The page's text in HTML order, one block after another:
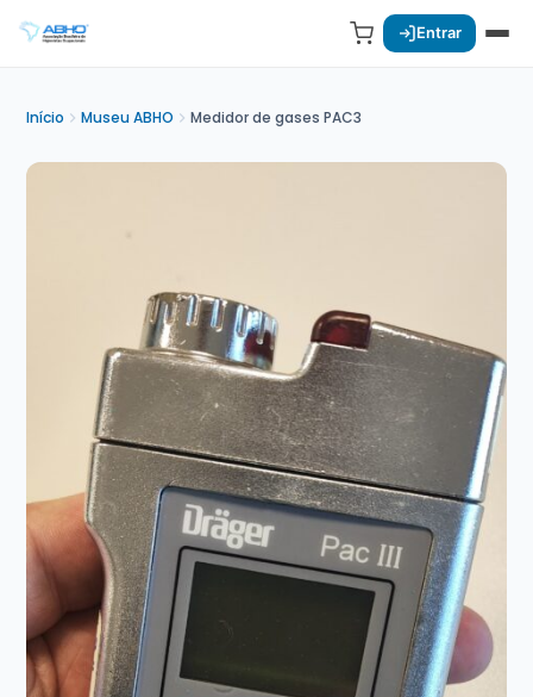
Entrar
Início Museu ABHO Medidor de gases PAC3